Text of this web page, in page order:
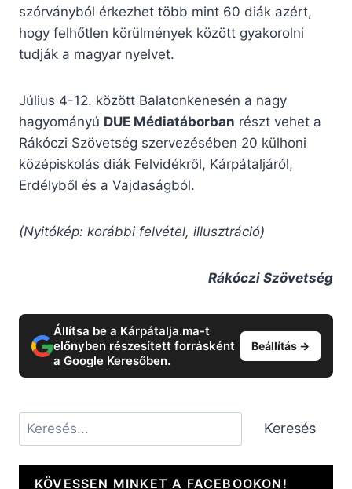
szórványból érkezhet több mint 60 diák azért,
hogy felhőtlen körülmények között gyakorolni
tudják a magyar nyelvet.
Július 4-12. között Balatonkenesén a nagy
hagyományú DUE Médiatáborban részt vehet a
Rákóczi Szövetség szervezésében 20 külhoni
középiskolás diák Felvidékről, Kárpátaljáról,
Erdélyből és a Vajdaságból.
(Nyitókép: korábbi felvétel, illusztráció)
Rákóczi Szövetség
Állítsa be a Kárpátalja.ma-t
előnyben részesített forrásként
a Google Keresőben.
Beállítás →
Keresés Keresés
KÖVESSEN MINKET A FACEBOOKON!